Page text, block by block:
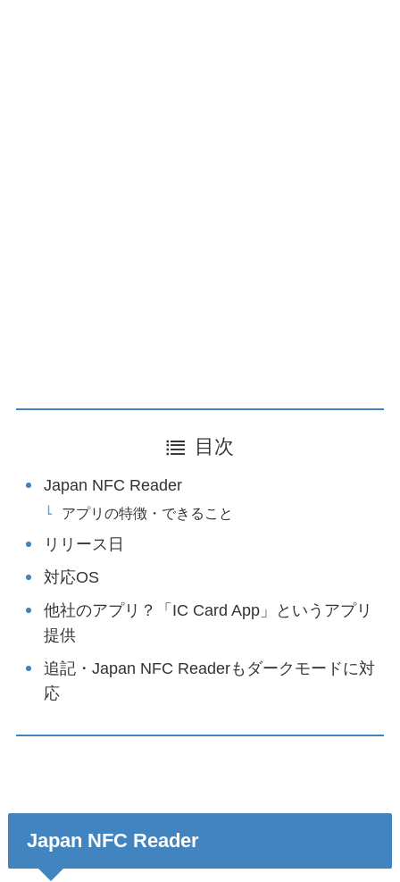
目次
Japan NFC Reader
アプリの特徴・できること
リリース日
対応OS
他社のアプリ？「IC Card App」というアプリ
提供
追記・Japan NFC Readerもダークモードに対
応
Japan NFC Reader